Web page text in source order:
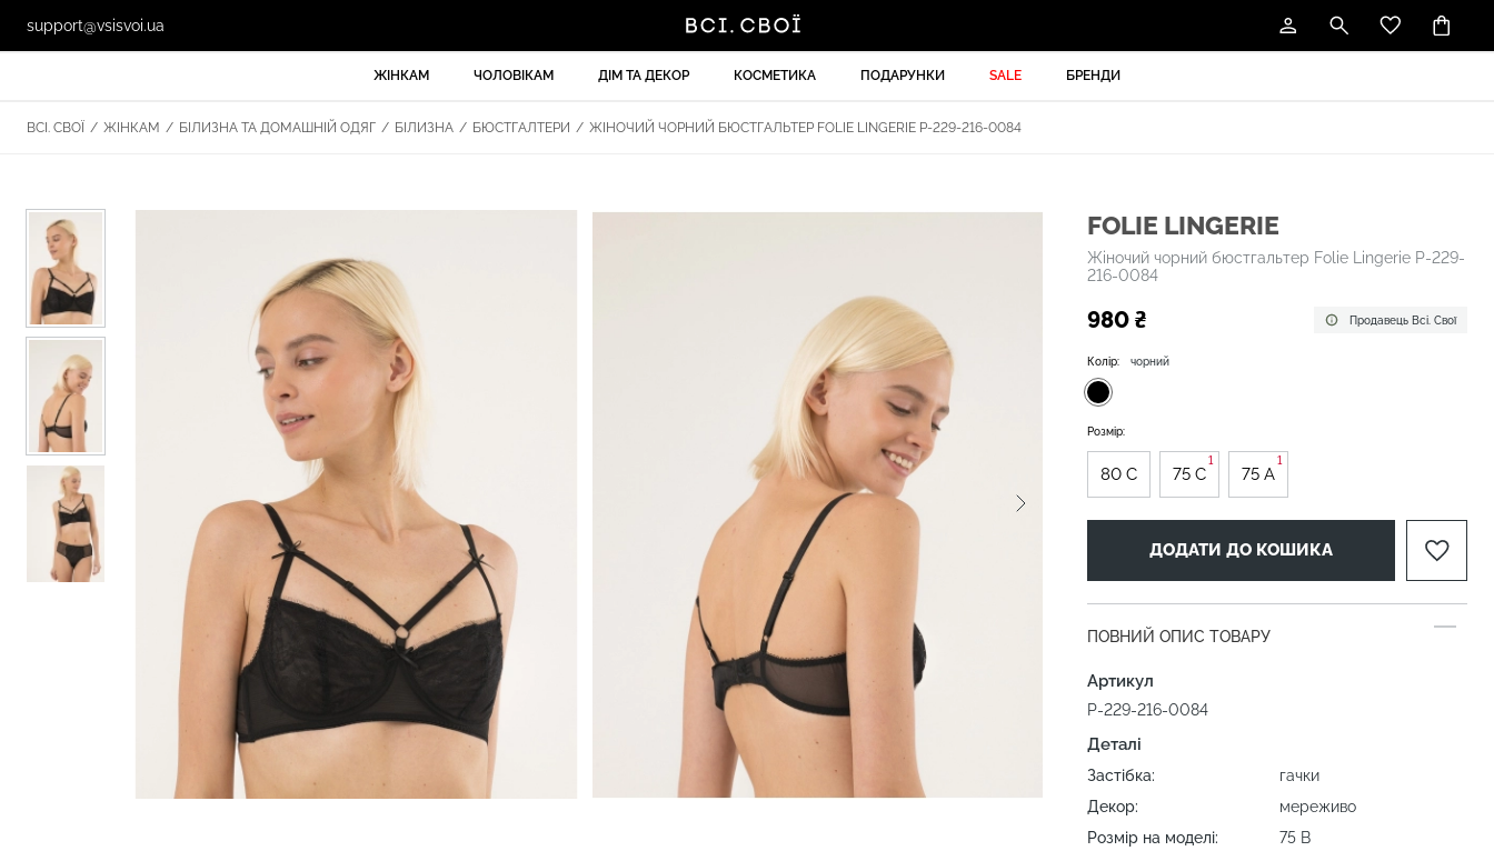
support@vsisvoi.ua
ЖІНКАМ ЧОЛОВІКАМ ДІМ ТА ДЕКОР КОСМЕТИКА ПОДАРУНКИ SALE БРЕНДИ
ВСІ. СВОЇ / ЖІНКАМ / БІЛИЗНА ТА ДОМАШНІЙ ОДЯГ / БІЛИЗНА / БЮСТГАЛТЕРИ / ЖІНОЧИЙ ЧОРНИЙ БЮСТГАЛЬТЕР FOLIE LINGERIE P-229-216-0084
FOLIE LINGERIE
Жіночий чорний бюстгальтер Folie Lingerie P-229-
216-0084
980 ₴ Продавець Всі. Свої
Колір: чорний
Розмір:
80 C 75 C
1
75 A
1
ДОДАТИ ДО КОШИКА
ПОВНИЙ ОПИС ТОВАРУ
Артикул
P-229-216-0084
Деталі
Застібка:
гачки
Декор:
мереживо
Розмір на моделі:
75 B